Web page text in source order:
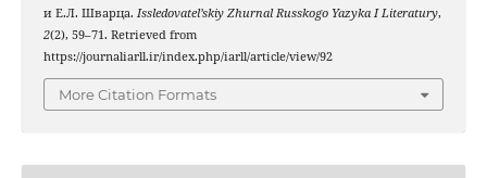
и Е.Л. Шварца. Issledovatel’skiy Zhurnal Russkogo Yazyka I Literatury,
2(2), 59–71. Retrieved from
https://journaliarll.ir/index.php/iarll/article/view/92
More Citation Formats